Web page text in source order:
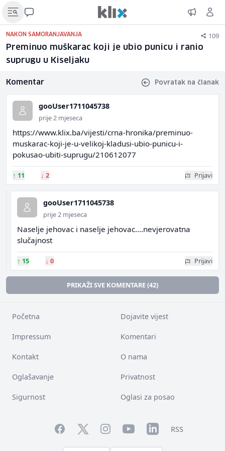
NAKON SAMORANJAVANJA 109
Preminuo muškarac koji je ubio punicu i ranio
suprugu u Kiseljaku
Komentar Povratak na članak
gooUser1711045738
prije 2 mjeseca
https://www.klix.ba/vijesti/crna-hronika/preminuo-
muskarac-koji-je-u-velikoj-kladusi-ubio-punicu-i-
pokusao-ubiti-suprugu/210612077
↑ 11 ↓ 2 Prijavi
gooUser1711045738
prije 2 mjeseca
Naselje jehovac i naselje jehovac....nevjerovatna
slučajnost
↑ 15 ↓ 0 Prijavi
PRIKAŽI SVE KOMENTARE (42)
Početna Dojavite vijest
Impressum Komentari
Kontakt O nama
Oglašavanje Privatnost
Sigurnost Oglasi za posao
FacebookTwitterInstagramYouTubeLinkedInRSS